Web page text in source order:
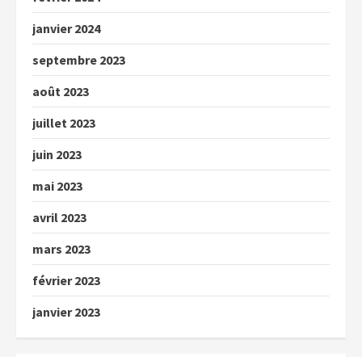
janvier 2024
septembre 2023
août 2023
juillet 2023
juin 2023
mai 2023
avril 2023
mars 2023
février 2023
janvier 2023